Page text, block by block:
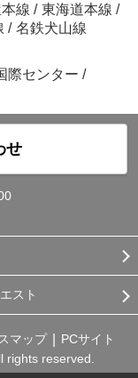
線 / 東海道本線 /
/ 名鉄犬山線
際センター /
せ
スト
マップ
PCサイト
rights reserved.